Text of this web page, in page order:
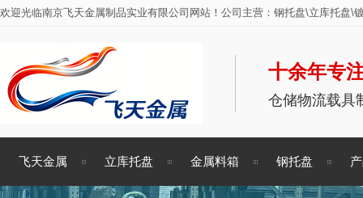
欢迎光临南京飞天金属制品实业有限公司网站！公司主营：钢托盘\立库托盘\
十余年专
仓储物流载具
飞天金属 立库托盘 金属料箱 钢托盘